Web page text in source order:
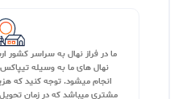
ما در فراز نهال به سراسر کشور
نهال های ما به وسیله تیپاکس
انجام میشود. توجه کنید که
مشتری میباشد که در زمان